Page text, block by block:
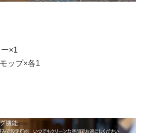
×1
ップ×各1